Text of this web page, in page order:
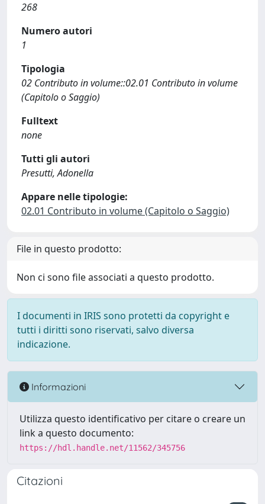
268
Numero autori
1
Tipologia
02 Contributo in volume::02.01 Contributo in volume
(Capitolo o Saggio)
Fulltext
none
Tutti gli autori
Presutti, Adonella
Appare nelle tipologie:
02.01 Contributo in volume (Capitolo o Saggio)
File in questo prodotto:
Non ci sono file associati a questo prodotto.
I documenti in IRIS sono protetti da copyright e
tutti i diritti sono riservati, salvo diversa
indicazione.
Informazioni
Utilizza questo identificativo per citare o creare un
link a questo documento:
https://hdl.handle.net/11562/345756
Citazioni